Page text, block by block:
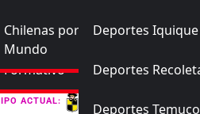
Sub-17
Ascenso
Formativo
Futbol Internacional
Chilenas por el
Mundo
Deportes Iquique
Deportes
Deportes Temuco
del
ACTUAL: Coquimbo Unido